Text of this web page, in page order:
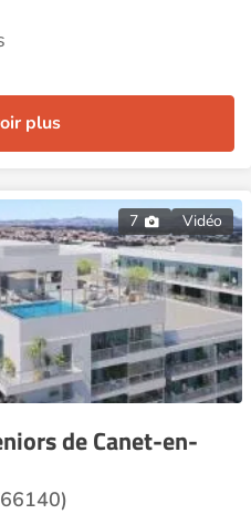
plus
7 Vidéo
de Canet-en-